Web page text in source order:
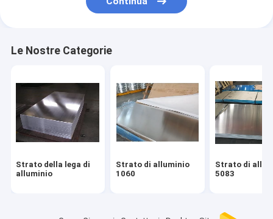
Piatto di alluminio dello specchio
Piatto di alluminio della striscia
Lingotti della lega di alluminio
Bobina rivestita di colore
Piatti del acciaio al carbonio
Le Nostre Categorie
Strato della lega di
alluminio
Strato di alluminio
1060
Strato di
5083